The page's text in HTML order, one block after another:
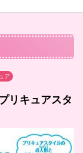
ア
リキュアスタ